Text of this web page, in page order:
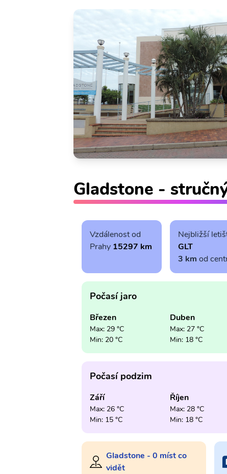
Gladstone -
Vzdálenost od
Prahy 15297 km
Nejbližší
GLT
3 km od
Počasí jaro
Březen
Max: 29 °C
Min: 20 °C
Duben
Max: 27 °C
Min: 18 °C
Počasí podzim
Září
Max: 26 °C
Min: 15 °C
Říjen
Max: 28 °C
Min: 18 °C
Gladstone - 0 míst co
vidět